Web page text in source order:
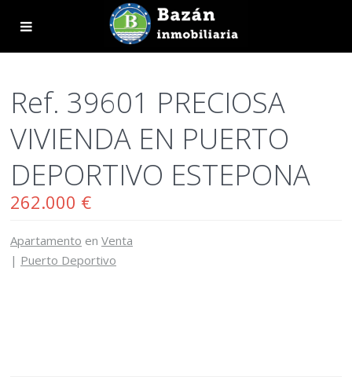
Ref. 39601 PRECIOSA
VIVIENDA EN PUERTO
DEPORTIVO ESTEPONA
262.000 €
Apartamento en Venta
| Puerto Deportivo